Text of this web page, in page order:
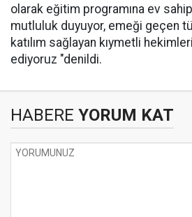
olarak eğitim programına ev
mutluluk duyuyor, emeği geçen
katılım sağlayan kıymetli
ediyoruz "denildi.
HABERE YORUM KAT